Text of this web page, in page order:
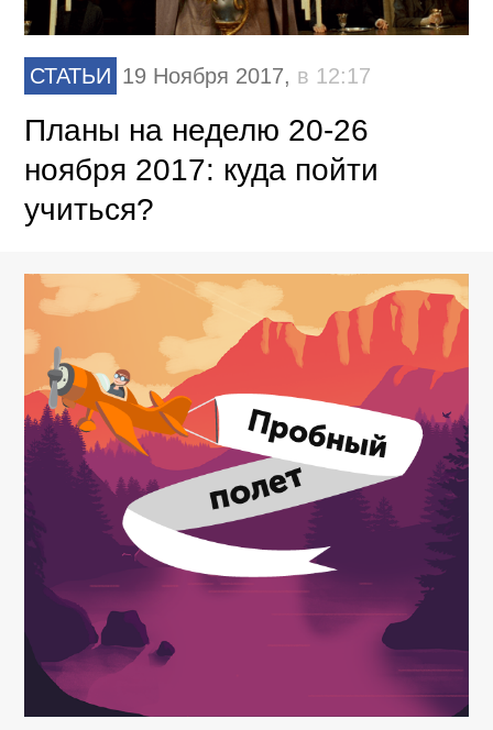
СТАТЬИ 19 Ноября 2017, в 12:17
Планы на неделю 20-26
ноября 2017: куда пойти
учиться?